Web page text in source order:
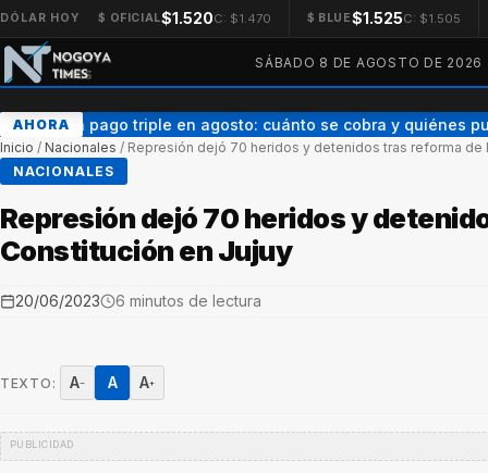
DÓLAR HOY $ OFICIAL$1.520C: $1.470 $ BLUE$1.525C: $1.505
SÁBADO 8 DE AGOSTO DE 2026
AHORA
AUH con pago triple en agosto: cuánto se cobra y quiénes
Inicio / Nacionales / Represión dejó 70 heridos y detenidos tras reforma de
NACIONALES
Represión dejó 70 heridos y
Constitución en Jujuy
20/06/2023 6 minutos de lectura
TEXTO: A− A A+